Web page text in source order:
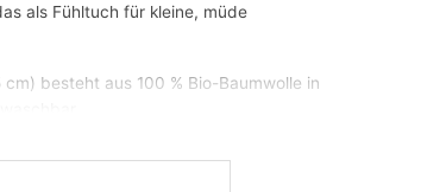
als Fühltuch für kleine, müde
besteht aus 100 % Bio-Baumwolle in
Weichheit, die nach jeder